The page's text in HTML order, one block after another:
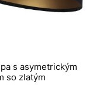
s asymetrickým
so zlatým